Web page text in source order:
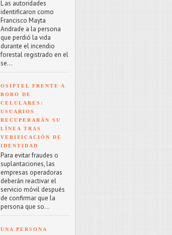
L as autoridades
identificaron como
Francisco Mayta
Andrade a la persona
que perdió la vida
durante el incendio
forestal registrado en el
se...
OSIPTEL FRENTE A
ROBO DE
CELULARES:
USUARIOS
RECUPERARÁN SU
LÍNEA TRAS
VERIFICACIÓN DE
IDENTIDAD
Para evitar fraudes o
suplantaciones, las
empresas operadoras
deberán reactivar el
servicio móvil después
de confirmar que la
persona que so...
UNA PERSONA